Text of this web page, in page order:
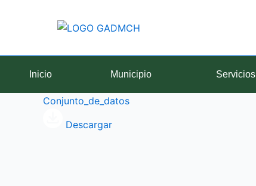
Inicio Municipio Servicios
Conjunto_de_datos
Descargar